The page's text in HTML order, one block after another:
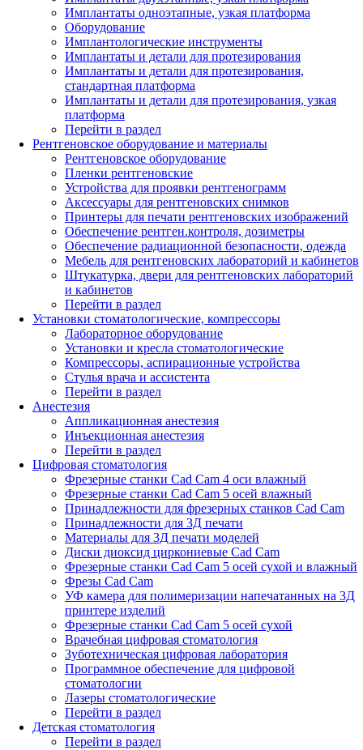
Имплантаты одноэтапные, узкая платформа
Оборудование
Имплантологические инструменты
Имплантаты и детали для протезирования
Имплантаты и детали для протезирования,
стандартная платформа
Имплантаты и детали для протезирования, узкая
платформа
Перейти в раздел
Рентгеновское оборудование и материалы
Рентгеновское оборудование
Пленки рентгеновские
Устройства для проявки рентгенограмм
Аксессуары для рентгеновских снимков
Принтеры для печати рентгеновских изображений
Обеспечение рентген.контроля, дозиметры
Обеспечение радиационной безопасности, одежда
Мебель для рентгеновских лабораторий и кабинетов
Штукатурка, двери для рентгеновских лабораторий
и кабинетов
Перейти в раздел
Установки стоматологические, компрессоры
Лабораторное оборудование
Установки и кресла стоматологические
Компрессоры, аспирационные устройства
Стулья врача и ассистента
Перейти в раздел
Анестезия
Аппликационная анестезия
Инъекционная анестезия
Перейти в раздел
Цифровая стоматология
Фрезерные станки Cad Cam 4 оси влажный
Фрезерные станки Cad Cam 5 осей влажный
Принадлежности для фрезерных станков Cad Cam
Принадлежности для 3Д печати
Материалы для 3Д печати моделей
Диски диоксид циркониевые Cad Cam
Фрезерные станки Cad Cam 5 осей сухой и влажный
Фрезы Cad Cam
УФ камера для полимеризации напечатанных на 3Д
принтере изделий
Фрезерные станки Cad Cam 5 осей сухой
Врачебная цифровая стоматология
Зуботехническая цифровая лаборатория
Программное обеспечение для цифровой
стоматологии
Лазеры стоматологические
Перейти в раздел
Детская стоматология
Перейти в раздел